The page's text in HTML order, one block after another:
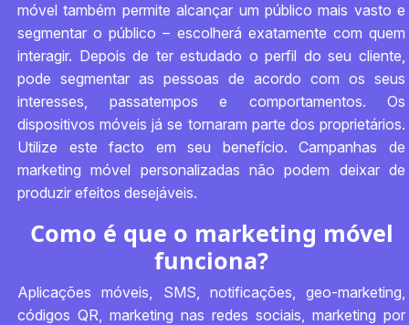
móvel também permite alcançar um público mais vasto e
segmentar o público – escolherá exatamente com quem
interagir. Depois de ter estudado o perfil do seu cliente,
pode segmentar as pessoas de acordo com os seus
interesses, passatempos e comportamentos. Os
dispositivos móveis já se tornaram parte dos proprietários.
Utilize este facto em seu benefício. Campanhas de
marketing móvel personalizadas não podem deixar de
produzir efeitos desejáveis.
Como é que o marketing móvel
funciona?
Aplicações móveis, SMS, notificações, geo-marketing,
códigos QR, marketing nas redes sociais, marketing por